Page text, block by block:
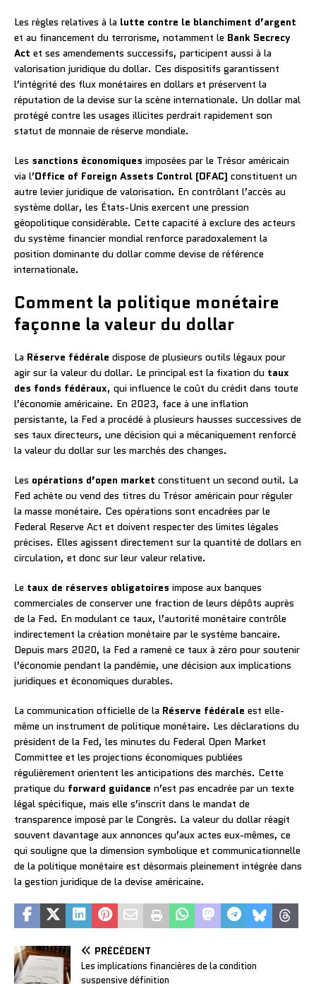
Les règles relatives à la lutte contre le blanchiment d’argent
et au financement du terrorisme, notamment le Bank Secrecy
Act et ses amendements successifs, participent aussi à la
valorisation juridique du dollar. Ces dispositifs garantissent
l’intégrité des flux monétaires en dollars et préservent la
réputation de la devise sur la scène internationale. Un dollar mal
protégé contre les usages illicites perdrait rapidement son
statut de monnaie de réserve mondiale.
Les sanctions économiques imposées par le Trésor américain
via l’Office of Foreign Assets Control (OFAC) constituent un
autre levier juridique de valorisation. En contrôlant l’accès au
système dollar, les États-Unis exercent une pression
géopolitique considérable. Cette capacité à exclure des acteurs
du système financier mondial renforce paradoxalement la
position dominante du dollar comme devise de référence
internationale.
Comment la politique monétaire
façonne la valeur du dollar
La Réserve fédérale dispose de plusieurs outils légaux pour
agir sur la valeur du dollar. Le principal est la fixation du taux
des fonds fédéraux, qui influence le coût du crédit dans toute
l’économie américaine. En 2023, face à une inflation
persistante, la Fed a procédé à plusieurs hausses successives de
ses taux directeurs, une décision qui a mécaniquement renforcé
la valeur du dollar sur les marchés des changes.
Les opérations d’open market constituent un second outil. La
Fed achète ou vend des titres du Trésor américain pour réguler
la masse monétaire. Ces opérations sont encadrées par le
Federal Reserve Act et doivent respecter des limites légales
précises. Elles agissent directement sur la quantité de dollars en
circulation, et donc sur leur valeur relative.
Le taux de réserves obligatoires impose aux banques
commerciales de conserver une fraction de leurs dépôts auprès
de la Fed. En modulant ce taux, l’autorité monétaire contrôle
indirectement la création monétaire par le système bancaire.
Depuis mars 2020, la Fed a ramené ce taux à zéro pour soutenir
l’économie pendant la pandémie, une décision aux implications
juridiques et économiques durables.
La communication officielle de la Réserve fédérale est elle-
même un instrument de politique monétaire. Les déclarations du
président de la Fed, les minutes du Federal Open Market
Committee et les projections économiques publiées
régulièrement orientent les anticipations des marchés. Cette
pratique du forward guidance n’est pas encadrée par un texte
légal spécifique, mais elle s’inscrit dans le mandat de
transparence imposé par le Congrès. La valeur du dollar réagit
souvent davantage aux annonces qu’aux actes eux-mêmes, ce
qui souligne que la dimension symbolique et communicationnelle
de la politique monétaire est désormais pleinement intégrée dans
la gestion juridique de la devise américaine.
PRÉCÉDENT
Les implications financières de la condition
suspensive définition